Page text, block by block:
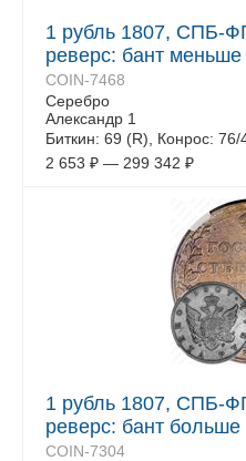
1 рубль 1807, СПБ-
реверс: бант меньше
COIN-7468
Серебро
Александр 1
Биткин: 69 (R), Конрос: 76/
2 653 ₽ — 299 342 ₽
1 рубль 1807, СПБ-
реверс: бант больше
COIN-7304